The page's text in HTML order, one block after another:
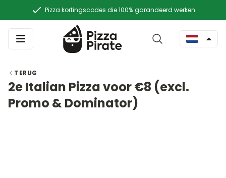
Pizza kortingscodes die 100% garandeerd werken
TERUG
2e Italian Pizza voor €8 (excl.
Promo & Dominator)